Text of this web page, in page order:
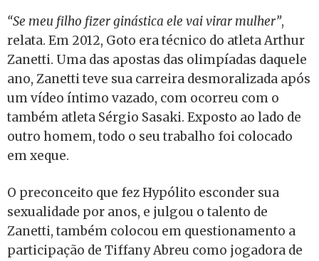
“Se meu filho fizer ginástica ele vai virar mulher”,
relata. Em 2012, Goto era técnico do atleta Arthur
Zanetti. Uma das apostas das olimpíadas daquele
ano, Zanetti teve sua carreira desmoralizada após
um vídeo íntimo vazado, com ocorreu com o
também atleta Sérgio Sasaki. Exposto ao lado de
outro homem, todo o seu trabalho foi colocado
em xeque.
O preconceito que fez Hypólito esconder sua
sexualidade por anos, e julgou o talento de
Zanetti, também colocou em questionamento a
participação de Tiffany Abreu como jogadora de